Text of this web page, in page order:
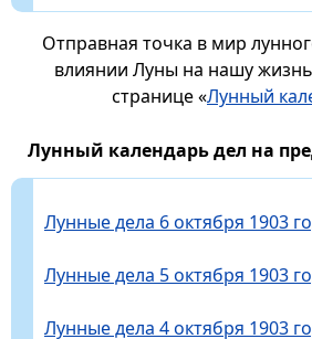
Отправная точка в мир
влиянии Луны на нашу
странице «Лунный
Лунный календарь дел на
Лунные дела 6 октября 1903
Лунные дела 5 октября 1903
Лунные дела 4 октября 1903